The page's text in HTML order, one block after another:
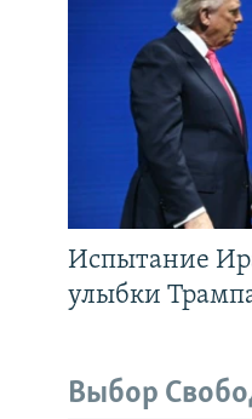
Испытание
улыбки
Выбор